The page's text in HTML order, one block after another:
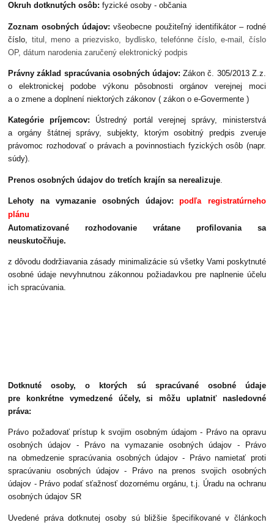
Okruh dotknutých osôb:fyzické osoby - občania
Zoznam osobných údajov:všeobecne použiteľný identifikátor – rodné
číslo, titul, meno a priezvisko, bydlisko, telefónne číslo, e-mail, číslo
OP, dátum narodenia zaručený elektronický podpis
Právny základ spracúvania osobných údajov:Zákon č. 305/2013 Z.z.
o elektronickej podobe výkonu pôsobnosti orgánov verejnej moci
a o zmene a doplnení niektorých zákonov ( zákon o e-Govermente )
Kategórie príjemcov: Ústredný portál verejnej správy, ministerstvá
a orgány štátnej správy, subjekty, ktorým osobitný predpis zveruje
právomoc rozhodovať o právach a povinnostiach fyzických osôb (napr.
súdy).
Prenos osobných údajov do tretích krajín sa nerealizuje
Lehoty na vymazanie osobných údajov:
podľa registratúrneho
plánu
Automatizované rozhodovanie vrátane profilovania sa
neuskutočňuje.
z dôvodu dodržiavania zásady minimalizácie sú všetky Vami poskytnuté
osobné údaje nevyhnutnou zákonnou požiadavkou pre naplnenie účelu
ich spracúvania.
Dotknuté osoby, o ktorých sú spracúvané osobné údaje
pre konkrétne vymedzené účely, si môžu uplatniť nasledovné
práva:
Právo požadovať prístup k svojim osobným údajom - Právo na opravu
osobných údajov - Právo na vymazanie osobných údajov - Právo
na obmedzenie spracúvania osobných údajov - Právo namietať proti
spracúvaniu osobných údajov - Právo na prenos svojich osobných
údajov - Právo podať sťažnosť dozornému orgánu, t.j. Úradu na ochranu
osobných údajov SR
Uvedené práva dotknutej osoby sú bližšie špecifikované v článkoch